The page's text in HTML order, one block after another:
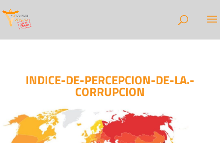
INDICE-DE-PERCEPCION-DE-LA.-
CORRUPCION